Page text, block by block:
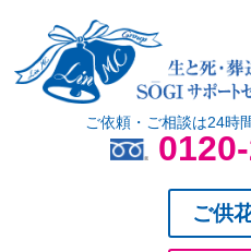
ご依頼・ご相談は24時
ご供